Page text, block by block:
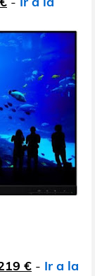
€ - Ir a la